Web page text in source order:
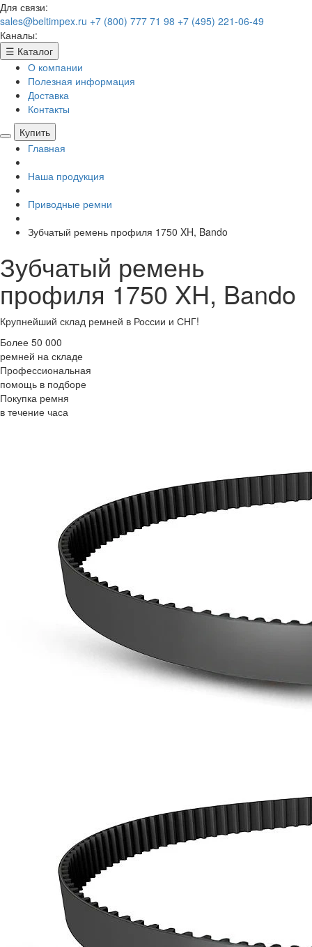
Для связи:
sales@beltimpex.ru +7 (800) 777 71 98 +7 (495) 221-06-49
Каналы:
☰ Каталог
О компании
Полезная информация
Доставка
Контакты
Купить
Главная
Наша продукция
Приводные ремни
Зубчатый ремень профиля 1750 XH, Bando
Зубчатый ремень
профиля 1750 XH, Bando
Крупнейший склад ремней в России и СНГ!
Более 50 000
ремней на складе
Профессиональная
помощь в подборе
Покупка ремня
в течение часа